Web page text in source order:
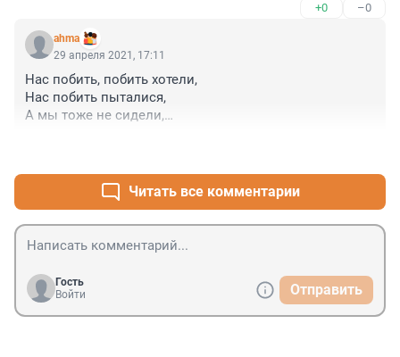
+0 –0
ahma
29 апреля 2021, 17:11
Нас побить, побить хотели,
Нас побить пыталися,
А мы тоже не сидели,
Читать все комментарии
Гость
Войти
Отправить